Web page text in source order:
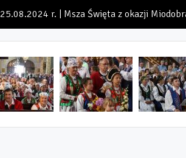
25.08.2024 r. | Msza Święta z okazji